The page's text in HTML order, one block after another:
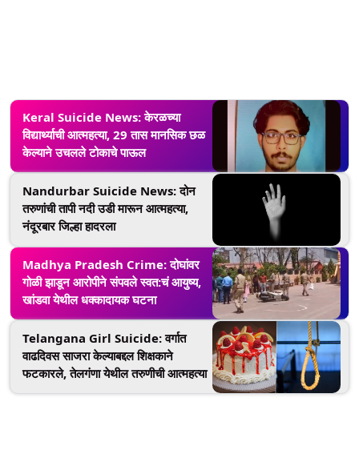
Keral Suicide News: केरळच्या
विद्यार्थ्याची आत्महत्या, 29 तास मानसिक छळ
केल्याने उचलले टोकाचे पाऊल
Nandurbar Suicide News: दोन
तरुणांची तापी नदी उडी मारून आत्महत्या,
नंदूरबार जिल्हा हादरला
Madhya Pradesh Crime: दोघांवर
गोळी झाडून आरोपीने संपवले स्वत:चं आयुष्य,
खांडवा येथील धक्कादायक घटना
Telangana Girl Suicide: वर्गात
वाढदिवस साजरा केल्याबद्दल शिक्षकाने
फटकारले, तेलगंणा येथील तरुणीची आत्महत्या